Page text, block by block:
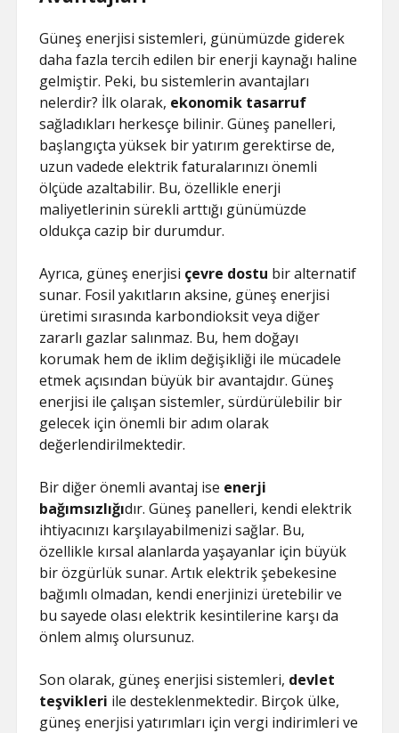
Güneş enerjisi sistemleri, günümüzde giderek
daha fazla tercih edilen bir enerji kaynağı haline
gelmiştir. Peki, bu sistemlerin avantajları
nelerdir? İlk olarak, ekonomik tasarruf
sağladıkları herkesçe bilinir. Güneş panelleri,
başlangıçta yüksek bir yatırım gerektirse de,
uzun vadede elektrik faturalarınızı önemli
ölçüde azaltabilir. Bu, özellikle enerji
maliyetlerinin sürekli arttığı günümüzde
oldukça cazip bir durumdur.
Ayrıca, güneş enerjisi çevre dostu bir alternatif
sunar. Fosil yakıtların aksine, güneş enerjisi
üretimi sırasında karbondioksit veya diğer
zararlı gazlar salınmaz. Bu, hem doğayı
korumak hem de iklim değişikliği ile mücadele
etmek açısından büyük bir avantajdır. Güneş
enerjisi ile çalışan sistemler, sürdürülebilir bir
gelecek için önemli bir adım olarak
değerlendirilmektedir.
Bir diğer önemli avantaj ise enerji
bağımsızlığıdır. Güneş panelleri, kendi elektrik
ihtiyacınızı karşılayabilmenizi sağlar. Bu,
özellikle kırsal alanlarda yaşayanlar için büyük
bir özgürlük sunar. Artık elektrik şebekesine
bağımlı olmadan, kendi enerjinizi üretebilir ve
bu sayede olası elektrik kesintilerine karşı da
önlem almış olursunuz.
Son olarak, güneş enerjisi sistemleri, devlet
teşvikleri ile desteklenmektedir. Birçok ülke,
güneş enerjisi yatırımları için vergi indirimleri ve